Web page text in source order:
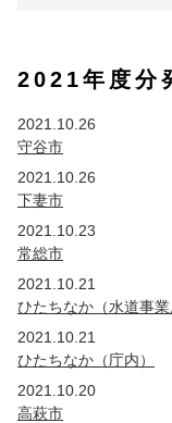
国・公団
茨城
国・公団
国・公団
国・公団
国・公団
2016年
国・公団
2015年
国・公団
2021年度分
2021.10.26
守谷市
2021.10.26
下妻市
2021.10.23
常総市
2021.10.21
ひたちなか（水道事業
2021.10.21
ひたちなか（庁内）
2021.10.20
高萩市